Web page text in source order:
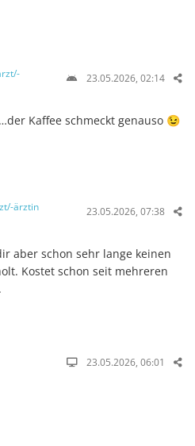
23.05.2026, 02:14
Kaffee schmeckt genauso 😉
ärztin 23.05.2026, 07:38
aber schon sehr lange keinen
Kostet schon seit mehreren
23.05.2026, 06:01